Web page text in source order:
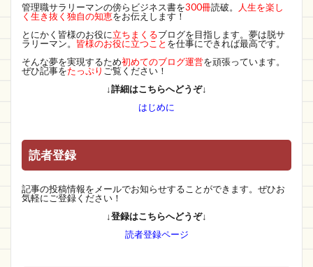
管理職サラリーマンの傍らビジネス書を300冊読破。
人生を楽し
く生き抜く独自の知恵をお伝えします！
とにかく皆様のお役に立ちまくるブログを目指します。夢は脱サ
ラリーマン。 皆様のお役に立つこと を仕事にできれば最高です。
そんな夢を実現するため初めてのブログ運営を頑張っています。
ぜひ記事をたっぷり ご覧ください！
↓詳細はこちらへどうぞ↓
はじめに
読者登録
記事の投稿情報をメールでお知らせすることができます。ぜひお
気軽にご登録ください！
↓登録はこちらへどうぞ↓
読者登録ページ